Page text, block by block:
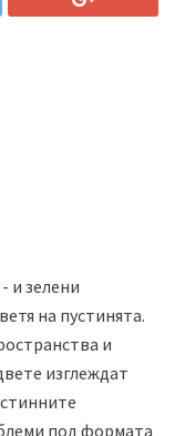
и зелени
на пустинята.
и
изглеждат
под формата